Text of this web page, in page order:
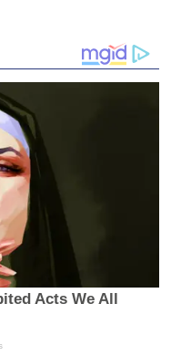
Acts We All